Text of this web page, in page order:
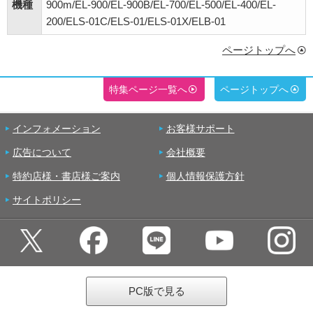
機種
900m/EL-900/EL-900B/EL-700/EL-500/EL-400/EL-
200/ELS-01C/ELS-01/ELS-01X/ELB-01
ページトップへ
特集ページ一覧へ ページトップへ
インフォメーション お客様サポート
広告について 会社概要
特約店様・書店様ご案内 個人情報保護方針
サイトポリシー
PC版で見る